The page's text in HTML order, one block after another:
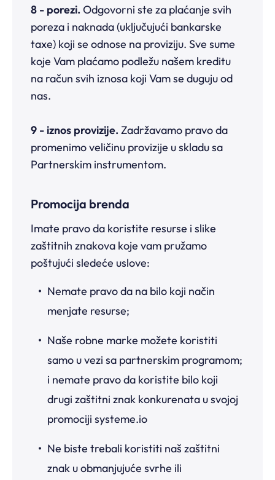
8 - porezi. Odgovorni ste za plaćanje svih
poreza i naknada (uključujući bankarske
taxe) koji se odnose na proviziju. Sve sume
koje Vam plaćamo podležu našem kreditu
na račun svih iznosa koji Vam se duguju od
nas.
9 - iznos provizije. Zadržavamo pravo da
promenimo veličinu provizije u skladu sa
Partnerskim instrumentom.
Promocija brenda
Imate pravo da koristite resurse i slike
zaštitnih znakova koje vam pružamo
poštujući sledeće uslove:
Nemate pravo da na bilo koji način
menjate resurse;
Naše robne marke možete koristiti
samo u vezi sa partnerskim programom;
i nemate pravo da koristite bilo koji
drugi zaštitni znak konkurenata u svojoj
promociji systeme.io
Ne biste trebali koristiti naš zaštitni
znak u obmanjujuće svrhe ili